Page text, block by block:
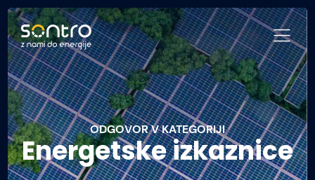
ODGOVOR V KATEGORIJI
Energetske izkaznice